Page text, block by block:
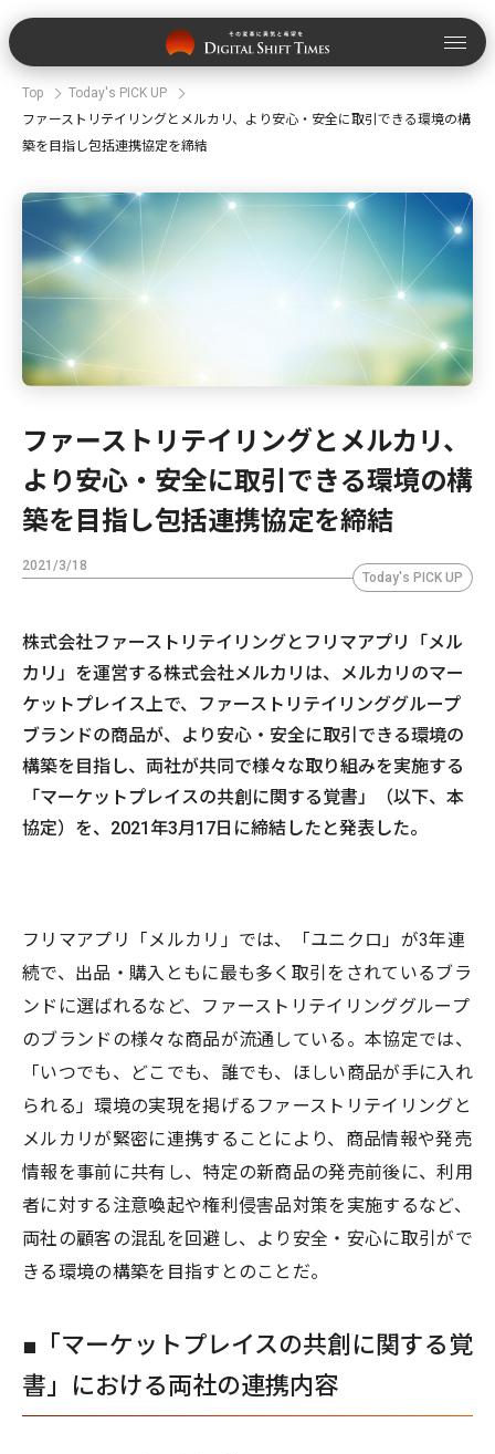
Top
Today's PICK UP
ファーストリテイリングとメルカリ、より安心・安全に取引できる環境の構
築を目指し包括連携協定を締結
ファーストリテイリングとメルカリ、
より安心・安全に取引できる環境の構
築を目指し包括連携協定を締結
2021/3/18
Today's PICK UP
株式会社ファーストリテイリングとフリマアプリ「メル
カリ」を運営する株式会社メルカリは、メルカリのマー
ケットプレイス上で、ファーストリテイリンググループ
ブランドの商品が、より安心・安全に取引できる環境の
構築を目指し、両社が共同で様々な取り組みを実施する
「マーケットプレイスの共創に関する覚書」（以下、本
協定）を、2021年3月17日に締結したと発表した。
フリマアプリ「メルカリ」では、「ユニクロ」が3年連
続で、出品・購入ともに最も多く取引をされているブラ
ンドに選ばれるなど、ファーストリテイリンググループ
のブランドの様々な商品が流通している。本協定では、
「いつでも、どこでも、誰でも、ほしい商品が手に入れ
られる」環境の実現を掲げるファーストリテイリングと
メルカリが緊密に連携することにより、商品情報や発売
情報を事前に共有し、特定の新商品の発売前後に、利用
者に対する注意喚起や権利侵害品対策を実施するなど、
両社の顧客の混乱を回避し、より安全・安心に取引がで
きる環境の構築を目指すとのことだ。
■「マーケットプレイスの共創に関する覚
書」における両社の連携内容